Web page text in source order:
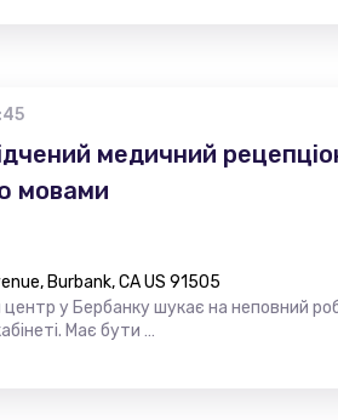
медичний
мовами
Burbank, CA US 91505
центр у Бербанку шукає на неповний
Має бути …